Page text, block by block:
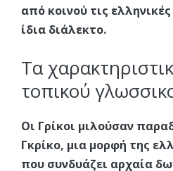
από κοινού τις
ίδια διάλεκτο.
Τα
τοπικού
Οι Γρίκοι μιλούσαν
Γκρίκο, μια μορφή της
που συνδυάζει αρχαία